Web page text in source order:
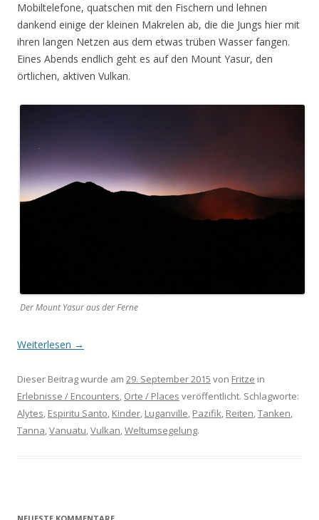
Mobiltelefone, quatschen mit den Fischern und lehnen
dankend einige der kleinen Makrelen ab, die die Jungs hier mit
ihren langen Netzen aus dem etwas trüben Wasser fangen.
Eines Abends endlich geht es auf den Mount Yasur, den
örtlichen, aktiven Vulkan.
Der Mount Yasur aus der Ferne
Weiterlesen →
Dieser Beitrag wurde am 29. September 2015 von Fritze in
Erlebnisse / Encounters, Orte / Places veröffentlicht. Schlagworte:
Alytes, Espiritu Santo, Kinder, Luganville, Pazifik, Reiten,Tanken,
Tanna,Vanuatu,Vulkan,Weltumsegelung.